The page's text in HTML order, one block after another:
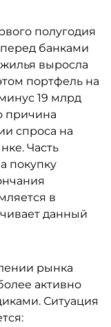
полугодия
банками
выросла
портфель на
19 млрд
причина
спроса на
Часть
покупку
в
данный
рынка
активно
Ситуация